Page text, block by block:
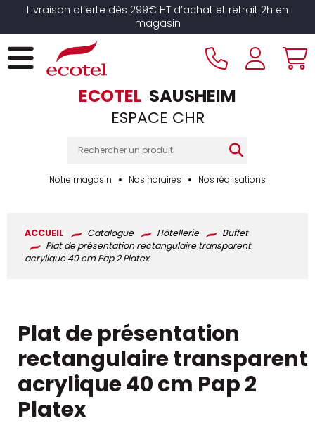
Livraison offerte dès 299€ HT d’achat et retrait 2h en
magasin
ECOTEL SAUSHEIM
ESPACE CHR
Notre magasin Nos horaires Nos réalisations
ACCUEIL Catalogue Hôtellerie
Buffet
Plat de présentation rectangulaire transparent
acrylique 40 cm Pap 2 Platex
Plat de présentation
rectangulaire transparent
acrylique 40 cm Pap 2
Platex
Panneau de gestion des cookies